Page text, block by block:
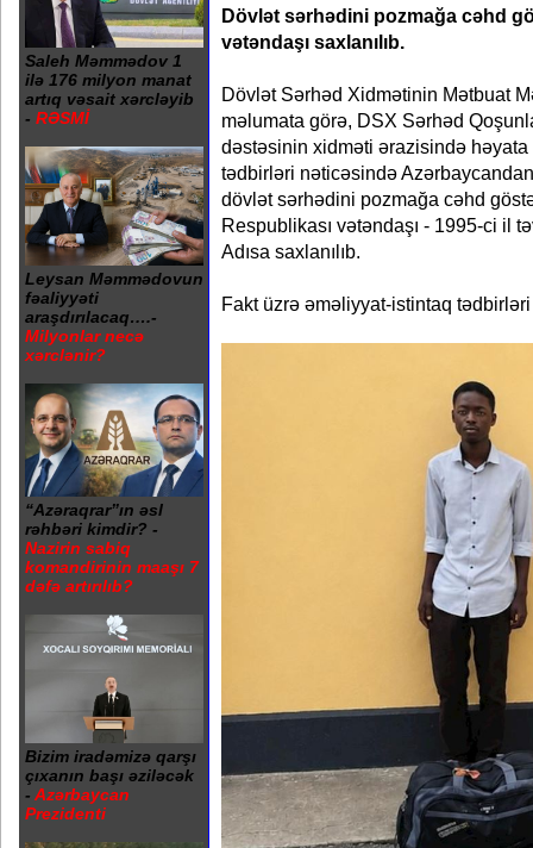
Saleh Məmmədov 1
ilə 176 milyon manat
artıq vəsait xərcləyib
- RƏSMİ
Leysan Məmmədovun
fəaliyyəti
araşdırılacaq….-
Milyonlar necə
xərclənir?
“Azəraqrar”ın əsl
rəhbəri kimdir? -
Nazirin sabiq
komandirinin maaşı 7
dəfə artırılıb?
Bizim iradəmizə qarşı
çıxanın başı əziləcək
- Azərbaycan
Prezidenti
Dövlət sərhədini pozmağa cəhd
vətəndaşı saxlanılıb.
Dövlət Sərhəd Xidmətinin Mətbuat
məlumata görə, DSX Sərhəd
dəstəsinin xidməti ərazisində
tədbirləri nəticəsində
dövlət sərhədini pozmağa cəhd
Respublikası vətəndaşı - 1995-ci il
Adısa saxlanılıb.
Fakt üzrə əməliyyаt-istintaq